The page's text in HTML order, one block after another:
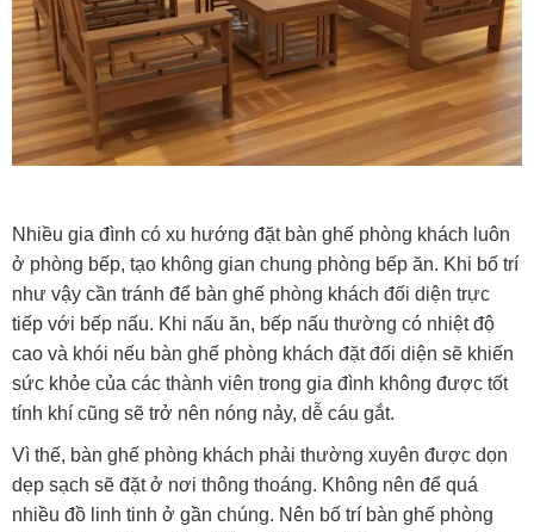
Nhiều gia đình có xu hướng đặt bàn ghế phòng khách luôn
ở phòng bếp, tạo không gian chung phòng bếp ăn. Khi bố trí
như vậy cần tránh để bàn ghế phòng khách đối diện trực
tiếp với bếp nấu. Khi nấu ăn, bếp nấu thường có nhiệt độ
cao và khói nếu bàn ghế phòng khách đặt đối diện sẽ khiến
sức khỏe của các thành viên trong gia đình không được tốt
tính khí cũng sẽ trở nên nóng nảy, dễ cáu gắt.
Vì thế, bàn ghế phòng khách phải thường xuyên được dọn
dẹp sạch sẽ đặt ở nơi thông thoáng. Không nên để quá
nhiều đồ linh tinh ở gần chúng. Nên bố trí bàn ghế phòng